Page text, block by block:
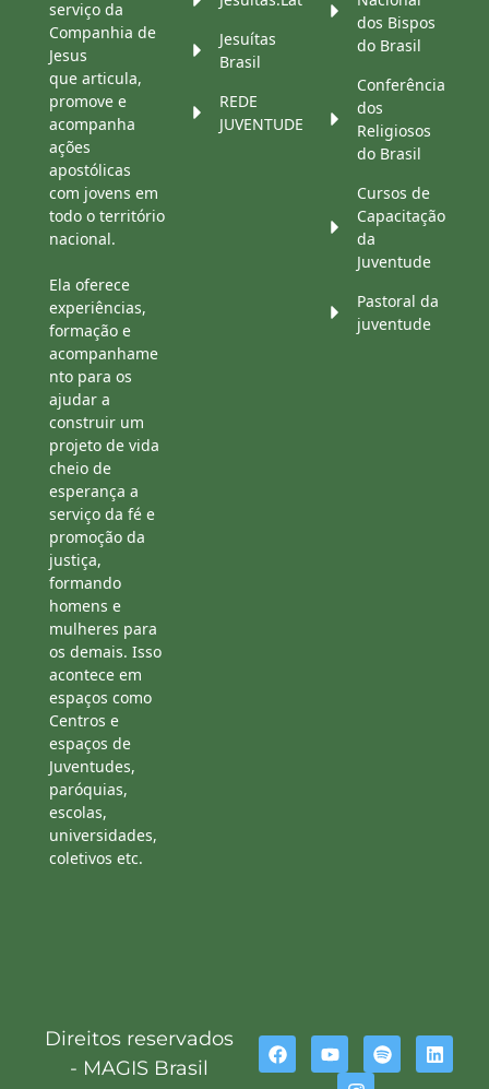
serviço da
Companhia de
Jesus
que articula,
promove e
acompanha
ações
apostólicas
com jovens em
todo o território
nacional.
Ela oferece
experiências,
formação e
acompanhame
nto para os
ajudar a
construir um
projeto de vida
cheio de
esperança a
serviço da fé e
promoção da
justiça,
formando
homens e
mulheres para
os demais. Isso
acontece em
espaços como
Centros e
espaços de
Juventudes,
paróquias,
escolas,
universidades,
coletivos etc.
Jesuítas
Brasil
REDE
JUVENTUDE
dos Bispos
do Brasil
Conferência
dos
Religiosos
do Brasil
Cursos de
Capacitação
da
Juventude
Pastoral da
juventude
Direitos reservados
- MAGIS Brasil